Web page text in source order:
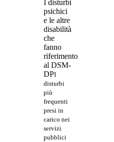
I disturbi
psichici
e le altre
disabilità
che
fanno
riferimento
al DSM-
DPI
disturbi
più
frequenti
presi in
carico nei
servizi
pubblici